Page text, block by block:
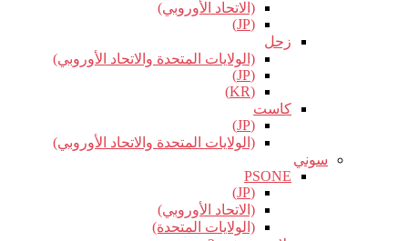
(الاتحاد الأوروبي)
(JP)
زحل
(الولايات المتحدة والاتحاد الأوروبي)
(JP)
(KR)
كاست
(JP)
(الولايات المتحدة والاتحاد الأوروبي)
سوني
PSONE
(JP)
(الاتحاد الأوروبي)
(الولايات المتحدة)